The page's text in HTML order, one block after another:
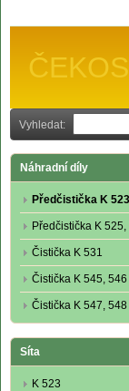
Vyhledat:
Náhradní díly
Předčistička K 523
Předčistička K 525,
Čistička K 531
Čistička K 545, 546
Čistička K 547, 548
Síta
K 523